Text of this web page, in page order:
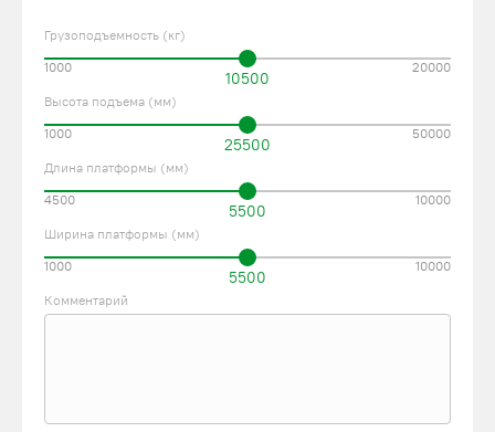
Грузоподъемность (кг)
10500
1000 20000
Высота подъема (мм)
25500
1000 50000
Длина платформы (мм)
5500
4500 10000
Ширина платформы (мм)
5500
1000 10000
Комментарий